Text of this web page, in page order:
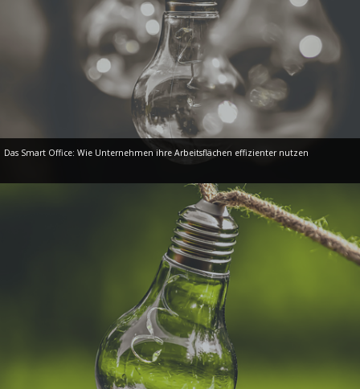
Das Smart Office: Wie Unternehmen ihre Arbeitsflächen effizienter nutzen